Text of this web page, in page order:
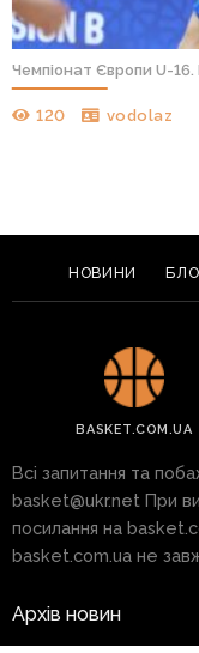
Чемпіонат Європи U-16.
120 vodolaz
НОВИНИ
BASKET.COM.UA
Всі запитання та
basket@ukr.netПри
посилання на
basket.com.ua не
Архів новин